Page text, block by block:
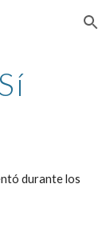
Skip to navigation
durante los